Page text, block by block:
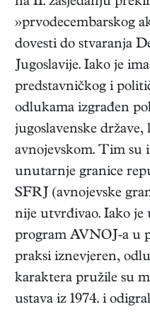
»prvodecembarskog
dovesti do stvaranja
Jugoslavije. Iako je
predstavničkog i
odlukama izgrađen
jugoslavenske države,
avnojevskom. Tim su
unutarnje granice
SFRJ (avnojevske
nije utvrđivao. Iako
program AVNOJ-a u
praksi iznevjeren,
karaktera pružile su
ustava iz 1974. i